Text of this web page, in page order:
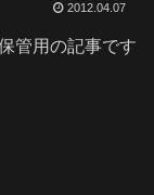
2012.04.07
管用の記事です